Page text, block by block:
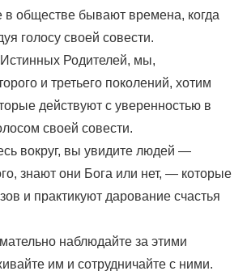
обществе бывают времена, когда
голосу своей совести.
Родителей, мы,
и третьего поколений, хотим
действуют с уверенностью в
своей совести.
вокруг, вы увидите людей —
знают они Бога или нет, — которые
и практикуют дарование счастья
наблюдайте за этими
им и сотрудничайте с ними.